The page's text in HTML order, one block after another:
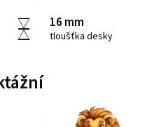
16 mm
tloušťka desky